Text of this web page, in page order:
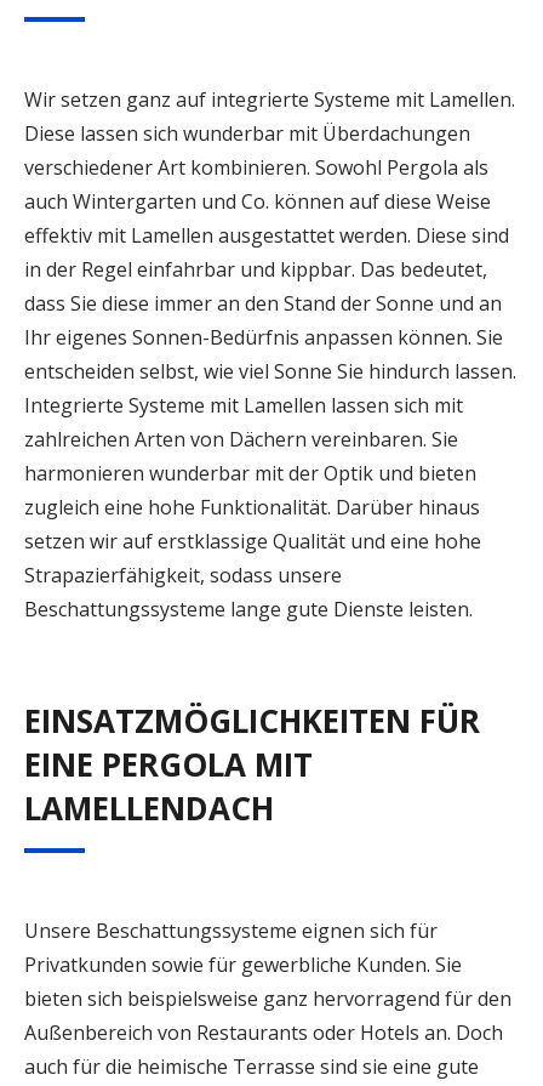
Wir setzen ganz auf integrierte Systeme mit Lamellen.
Diese lassen sich wunderbar mit Überdachungen
verschiedener Art kombinieren. Sowohl Pergola als
auch Wintergarten und Co. können auf diese Weise
effektiv mit Lamellen ausgestattet werden. Diese sind
in der Regel einfahrbar und kippbar. Das bedeutet,
dass Sie diese immer an den Stand der Sonne und an
Ihr eigenes Sonnen-Bedürfnis anpassen können. Sie
entscheiden selbst, wie viel Sonne Sie hindurch lassen.
Integrierte Systeme mit Lamellen lassen sich mit
zahlreichen Arten von Dächern vereinbaren. Sie
harmonieren wunderbar mit der Optik und bieten
zugleich eine hohe Funktionalität. Darüber hinaus
setzen wir auf erstklassige Qualität und eine hohe
Strapazierfähigkeit, sodass unsere
Beschattungssysteme lange gute Dienste leisten.
EINSATZMÖGLICHKEITEN FÜR
EINE PERGOLA MIT
LAMELLENDACH
Unsere Beschattungssysteme eignen sich für
Privatkunden sowie für gewerbliche Kunden. Sie
bieten sich beispielsweise ganz hervorragend für den
Außenbereich von Restaurants oder Hotels an. Doch
auch für die heimische Terrasse sind sie eine gute